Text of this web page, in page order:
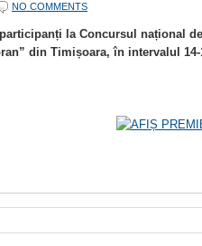
NO COMMENTS
la Concursul național
din Timișoara, în intervalul 14-